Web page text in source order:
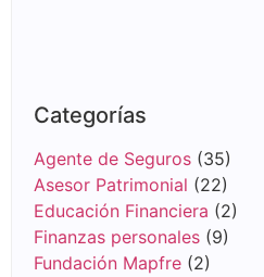
Categorías
Agente de Seguros (35)
Asesor Patrimonial (22)
Educación Financiera (2)
Finanzas personales (9)
Fundación Mapfre (2)